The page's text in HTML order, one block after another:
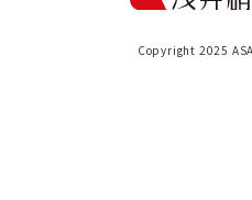
Copyright 2025